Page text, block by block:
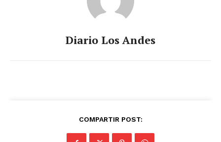
Diario Los Andes
COMPARTIR POST: